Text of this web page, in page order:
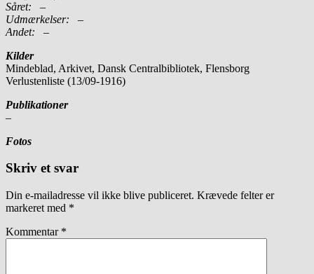
Såret: –
Udmærkelser: –
Andet: –
Kilder
Mindeblad, Arkivet, Dansk Centralbibliotek, Flensborg
Verlustenliste (13/09-1916)
Publikationer
–
Fotos
Skriv et svar
Din e-mailadresse vil ikke blive publiceret. Krævede felter er
markeret med *
Kommentar *